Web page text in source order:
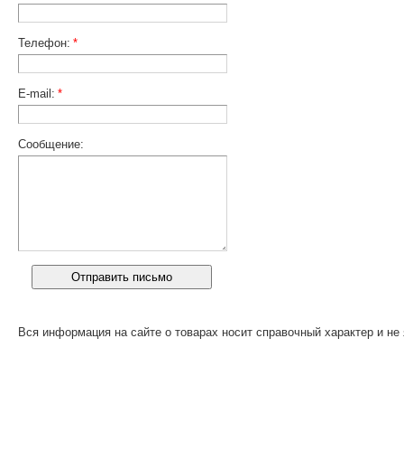
Телефон: *
E-mail: *
Сообщение:
Вся информация на сайте о товарах носит справочный характер и